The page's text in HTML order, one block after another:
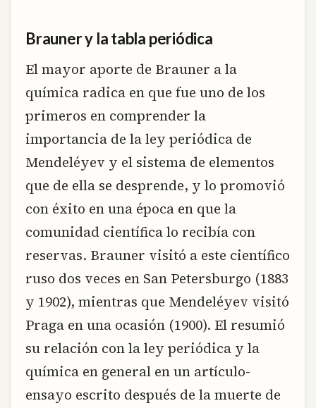
Brauner y la tabla periódica
El mayor aporte de Brauner a la
química radica en que fue uno de los
primeros en comprender la
importancia de la ley periódica de
Mendeléyev y el sistema de elementos
que de ella se desprende, y lo promovió
con éxito en una época en que la
comunidad científica lo recibía con
reservas. Brauner visitó a este científico
ruso dos veces en San Petersburgo (1883
y 1902), mientras que Mendeléyev visitó
Praga en una ocasión (1900). El resumió
su relación con la ley periódica y la
química en general en un artículo-
ensayo escrito después de la muerte de